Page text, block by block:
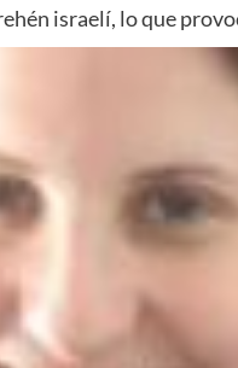
israelí, lo que